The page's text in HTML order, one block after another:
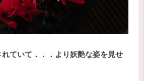
ていて．．．より妖艶な姿を見せ